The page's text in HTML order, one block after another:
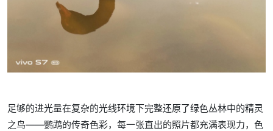
足够的进光量在复杂的光线环境下完整还原了绿色丛林中的精灵
之鸟——鹦鹉的传奇色彩，每一张直出的照片都充满表现力，色